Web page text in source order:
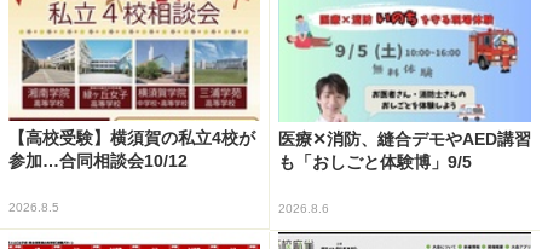
【高校受験】横須賀の私立4校が
参加…合同相談会10/12
2026.8.5
医療✕消防、縫合デモやAED講習
も「おしごと体験博」9/5
2026.8.6